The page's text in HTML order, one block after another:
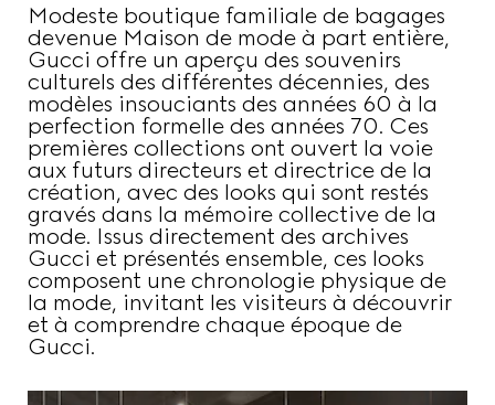
Modeste boutique familiale de bagages
devenue Maison de mode à part entière,
Gucci offre un aperçu des souvenirs
culturels des différentes décennies, des
modèles insouciants des années 60 à la
perfection formelle des années 70. Ces
premières collections ont ouvert la voie
aux futurs directeurs et directrice de la
création, avec des looks qui sont restés
gravés dans la mémoire collective de la
mode. Issus directement des archives
Gucci et présentés ensemble, ces looks
composent une chronologie physique de
la mode, invitant les visiteurs à découvrir
et à comprendre chaque époque de
Gucci.